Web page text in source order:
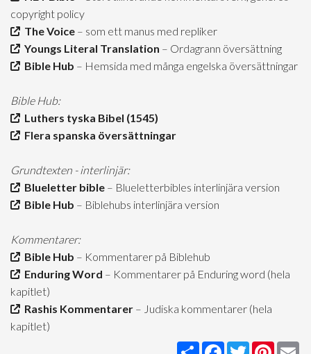
copyright policy
The Voice – som ett manus med repliker
Youngs Literal Translation – Ordagrann översättning
Bible Hub – Hemsida med många engelska översättningar
Bible Hub:
Luthers tyska Bibel (1545)
Flera spanska översättningar
Grundtexten - interlinjär:
Blueletter bible – Blueletterbibles interlinjära version
Bible Hub – Biblehubs interlinjära version
Kommentarer:
Bible Hub – Kommentarer på Biblehub
Enduring Word – Kommentarer på Enduring word (hela
kapitlet)
Rashis Kommentarer – Judiska kommentarer (hela
kapitlet)
Share Facebook
Twitter